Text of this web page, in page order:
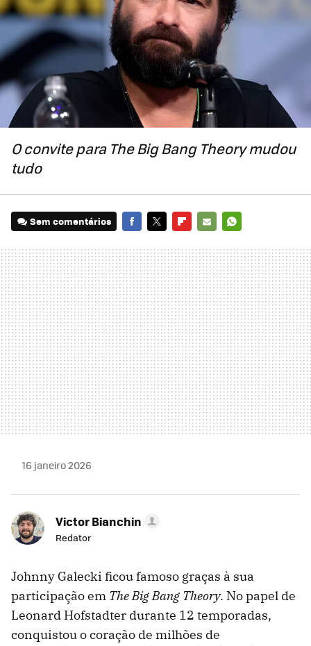
O convite para The Big Bang Theory mudou
tudo
Sem comentários
MAIL
16 janeiro 2026
Victor Bianchin
Redator
Johnny Galecki ficou famoso graças à sua
participação em The Big Bang Theory. No papel de
Leonard Hofstadter durante 12 temporadas,
conquistou o coração de milhões de